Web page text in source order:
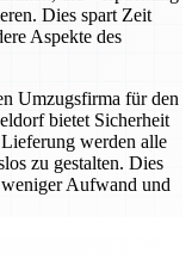
Dies spart Zeit
Aspekte des
Umzugsfirma für den
bietet Sicherheit
werden alle
zu gestalten. Dies
Aufwand und